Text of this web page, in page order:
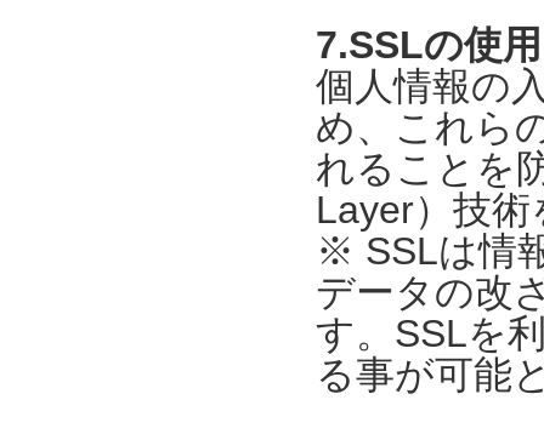
7.SSLの使
個人情報の
め、これら
れることを
Layer）技
※ SSLは情
データの改
す。SSLを
る事が可能